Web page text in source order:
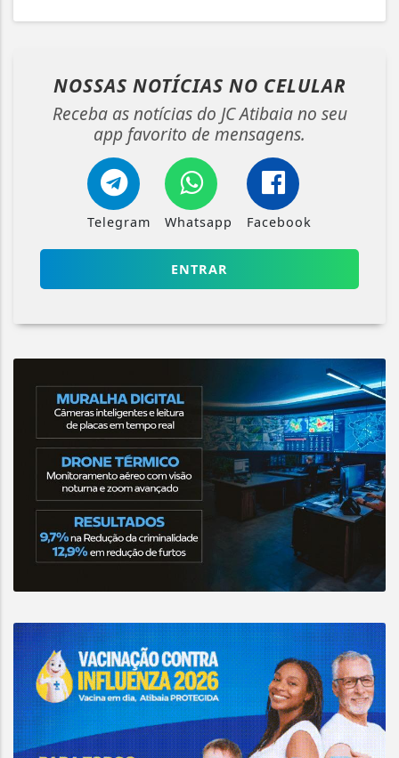
NOSSAS NOTÍCIAS NO CELULAR
Receba as notícias do JC Atibaia no seu
app favorito de mensagens.
Telegram Whatsapp Facebook
ENTRAR